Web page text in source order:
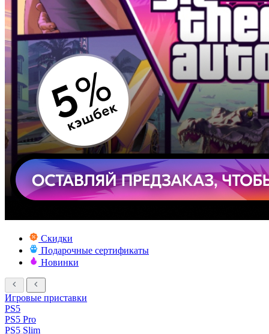
Скидки
Подарочные сертификаты
Новинки
Игровые приставки
PS5
PS5 Pro
PS5 Slim